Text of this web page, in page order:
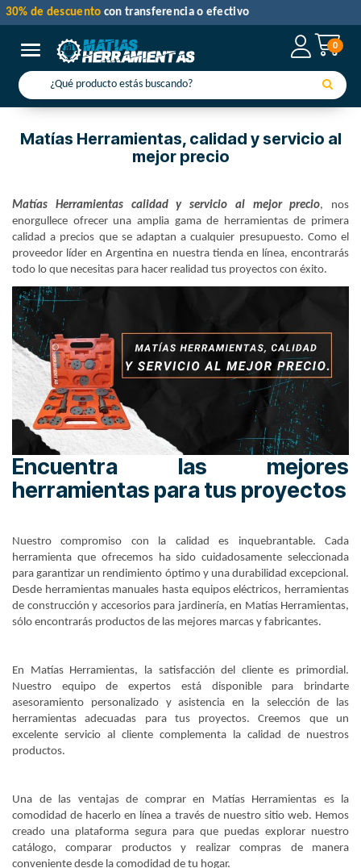
0
Toggle navigation
30% de descuentocon transferencia o efectivo
Matías Herramientas, calidad y servicio al
mejor precio
Matías Herramientas calidad y servicio al mejor precio, nos
enorgullece ofrecer una amplia gama de herramientas de primera
calidad a precios que se adaptan a cualquier presupuesto. Como el
proveedor líder en Argentina en nuestra tienda en línea, encontrarás
todo lo que necesitas para hacer realidad tus proyectos con éxito.
Encuentra las mejores
herramientas para tus proyectos
Nuestro compromiso con la calidad es inquebrantable. Cada
herramienta que ofrecemos ha sido cuidadosamente seleccionada
para garantizar un rendimiento óptimo y una durabilidad excepcional.
Desde herramientas manuales hasta equipos eléctricos, herramientas
de construcción y accesorios para jardinería, en Matías Herramientas,
sólo encontrarás productos de las mejores marcas y fabricantes.
En Matías Herramientas, la satisfacción del cliente es primordial.
Nuestro equipo de expertos está disponible para brindarte
asesoramiento personalizado y asistencia en la selección de las
herramientas adecuadas para tus proyectos. Creemos que un
excelente servicio al cliente complementa la calidad de nuestros
productos.
Una de las ventajas de comprar en Matías Herramientas es la
comodidad de hacerlo en línea a través de nuestro sitio web. Hemos
creado una plataforma segura para que puedas explorar nuestro
catálogo, comparar productos y realizar compras de manera
conveniente desde la comodidad de tu hogar.